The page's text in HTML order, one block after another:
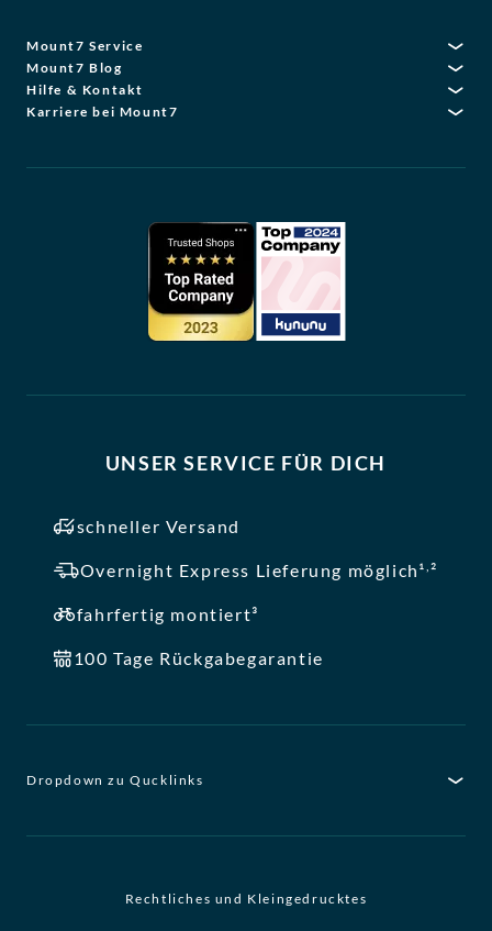
Mount7 Service
Mount7 Blog
Hilfe & Kontakt
Karriere bei Mount7
UNSER SERVICE FÜR DICH
schneller Versand
Overnight Express Lieferung möglich¹,²
fahrfertig montiert³
100 Tage Rückgabegarantie
Dropdown zu Qucklinks
Rechtliches und Kleingedrucktes